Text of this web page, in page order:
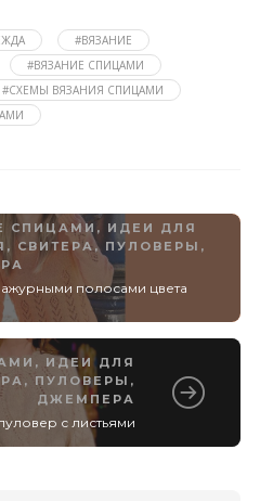
#ВЯЗАНИЕ
#ВЯЗАНИЕ СПИЦАМИ
#СХЕМЫ ВЯЗАНИЯ СПИЦАМИ
СПИЦАМИ , ИДЕИ ДЛЯ
, СВИТЕРА, ПУЛОВЕРЫ,
полосами цвета
, ИДЕИ ДЛЯ
ПУЛОВЕРЫ,
ДЖЕМПЕРА
с листьями